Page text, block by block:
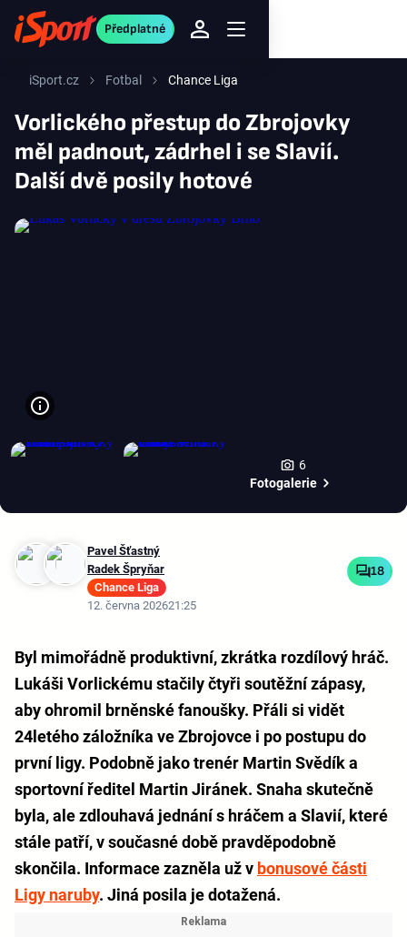
Předplatné
iSport.cz Fotbal Chance Liga
Vorlického přestup do Zbrojovky
měl padnout, zádrhel i se Slavií.
Další dvě posily hotové
6
Fotogalerie
Pavel Šťastný
Radek Špryňar
Chance Liga
12. června 202621:25
18
Byl mimořádně produktivní, zkrátka rozdílový hráč.
Lukáši Vorlickému stačily čtyři soutěžní zápasy,
aby ohromil brněnské fanoušky. Přáli si vidět
24letého záložníka ve Zbrojovce i po postupu do
první ligy. Podobně jako trenér Martin Svědík a
sportovní ředitel Martin Jiránek. Snaha skutečně
byla, ale zdlouhavá jednání s hráčem a Slavií, které
stále patří, v současné době pravděpodobně
skončila. Informace zazněla už v bonusové části
Ligy naruby. Jiná posila je dotažená.